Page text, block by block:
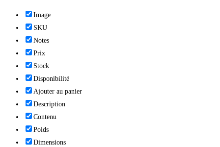
Image
SKU
Notes
Prix
Stock
Disponibilité
Ajouter au panier
Description
Contenu
Poids
Dimensions